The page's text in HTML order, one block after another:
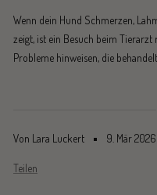
Von Lara Luckert 9. Mär 2026
Teilen
Wenn dein Hund Schmerzen,
zeigt, ist ein Besuch beim
Probleme hinweisen, die